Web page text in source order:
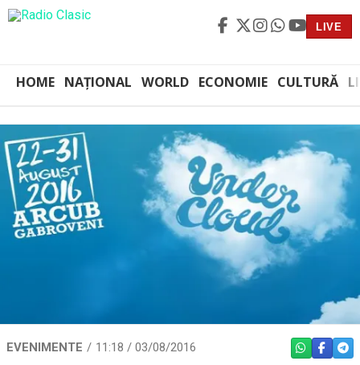
LIVE
HOME NAȚIONAL WORLD ECONOMIE CULTURĂ
EVENIMENTE 11:18 / 03/08/2016 WHATSAPP